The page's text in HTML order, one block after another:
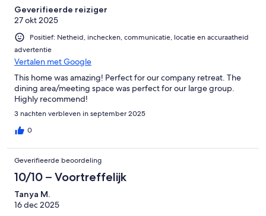
Geverifieerde reiziger
27 okt 2025
Positief: Netheid, inchecken, communicatie, locatie en accuraatheid
advertentie
Vertalen met Google
This home was amazing! Perfect for our company retreat. The
dining area/meeting space was perfect for our large group.
Highly recommend!
3 nachten verbleven in september 2025
0
Geverifieerde beoordeling
10/10 – Voortreffelijk
Tanya M.
16 dec 2025